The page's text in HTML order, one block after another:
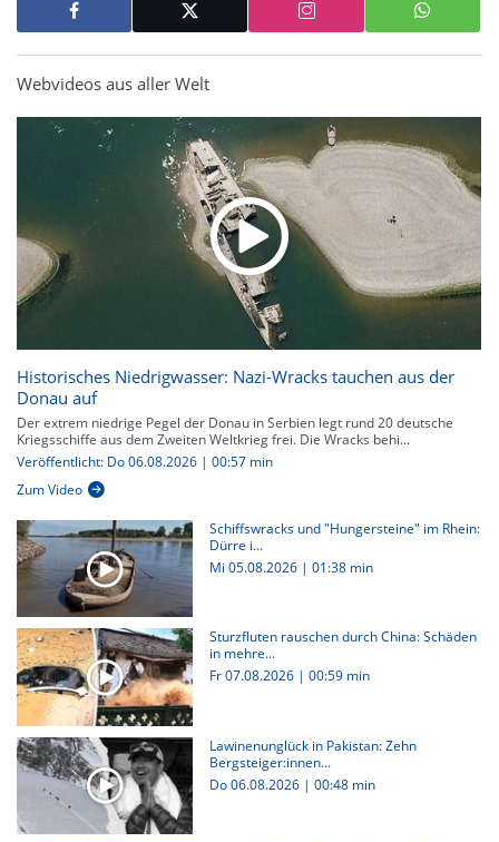
Webvideos aus aller Welt
Historisches Niedrigwasser: Nazi-Wracks tauchen aus der
Donau auf
Der extrem niedrige Pegel der Donau in Serbien legt rund 20 deutsche
Kriegsschiffe aus dem Zweiten Weltkrieg frei. Die Wracks behi...
Veröffentlicht: Do 06.08.2026 | 00:57 min
Zum Video
Schiffswracks und "Hungersteine" im Rhein:
Dürre i...
Mi 05.08.2026 | 01:38 min
Sturzfluten rauschen durch China: Schäden
in mehre...
Fr 07.08.2026 | 00:59 min
Lawinenunglück in Pakistan: Zehn
Bergsteiger:innen...
Do 06.08.2026 | 00:48 min